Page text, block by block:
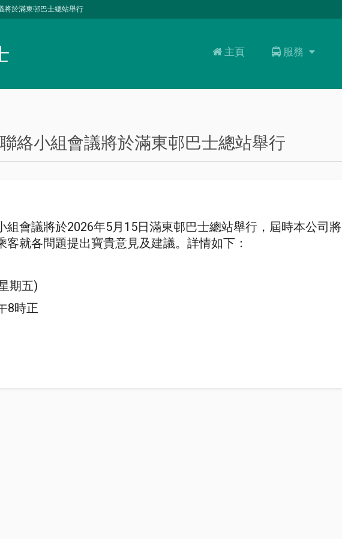
將於滿東邨巴士總站舉行
主頁 服務
服務
大嶼山周遊券+
絡小組會議將於滿東邨巴士總站舉行
組會議將於2026年5月15日滿東邨巴士總站舉行，屆時本公司將
就各問題提出寶貴意見及建議。詳情如下：
期五)
8時正